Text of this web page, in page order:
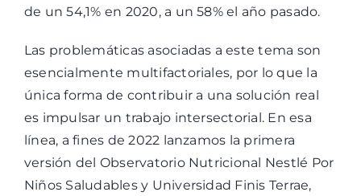
de un 54,1% en 2020, a un 58% el año pasado.
Las problemáticas asociadas a este tema son
esencialmente multifactoriales, por lo que la
única forma de contribuir a una solución real
es impulsar un trabajo intersectorial. En esa
línea, a fines de 2022 lanzamos la primera
versión del Observatorio Nutricional Nestlé Por
Niños Saludables y Universidad Finis Terrae,